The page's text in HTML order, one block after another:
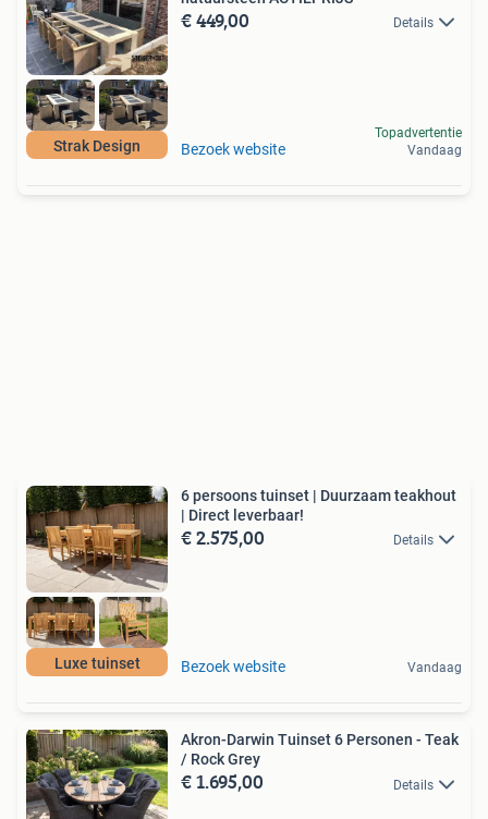
Strak Design
€ 449,00 Details
Bezoek website
Topadvertentie
Vandaag
Luxe tuinset
6 persoons tuinset | Duurzaam teakhout
| Direct leverbaar!
€ 2.575,00 Details
Bezoek website Vandaag
Akron-Darwin Tuinset 6 Personen - Teak
/ Rock Grey
€ 1.695,00 Details